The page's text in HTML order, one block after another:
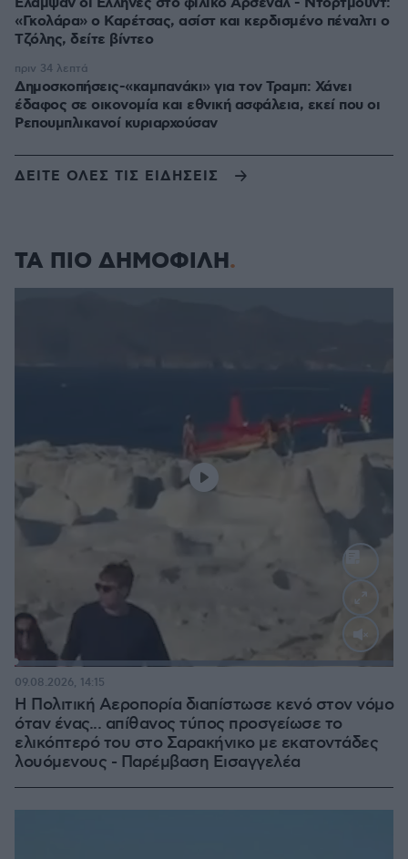
«Γκολάρα» ο Καρέτσας, ασίστ και κερδισμένο πέναλτι ο
Τζόλης, δείτε βίντεο
Δημοσκοπήσεις-«καμπανάκι» για τον Τραμπ: Χάνει
έδαφος σε οικονομία και εθνική ασφάλεια, εκεί που οι
Ρεπουμπλικανοί κυριαρχούσαν
πριν 34 λεπτά
ΔΕΙΤΕ ΟΛΕΣ ΤΙΣ ΕΙΔΗΣΕΙΣ
ΤΑ ΠΙΟ ΔΗΜΟΦΙΛΗ
:
Η Πολιτική Αεροπορία διαπίστωσε κενό στον νόμο
όταν ένας... απίθανος τύπος προσγείωσε το
ελικόπτερό του στο Σαρακήνικο με εκατοντάδες
λουόμενους - Παρέμβαση Εισαγγελέα
09.08.2026, 14:15